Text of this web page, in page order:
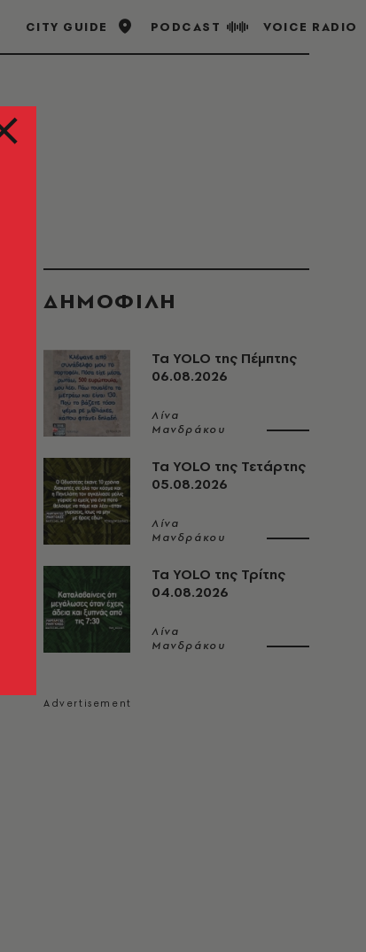
CITY GUIDE PODCAST VOICE RADIO
ΔΗΜΟΦΙΛΗ
Τα YOLO της Πέμπτης
06.08.2026
Λίνα
Μανδράκου
Τα YOLO της Τετάρτης
05.08.2026
Λίνα
Μανδράκου
Τα YOLO της Τρίτης
04.08.2026
Λίνα
Μανδράκου